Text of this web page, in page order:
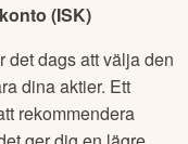
(ISK)
det dags att välja den
dina aktier. Ett
rekommendera